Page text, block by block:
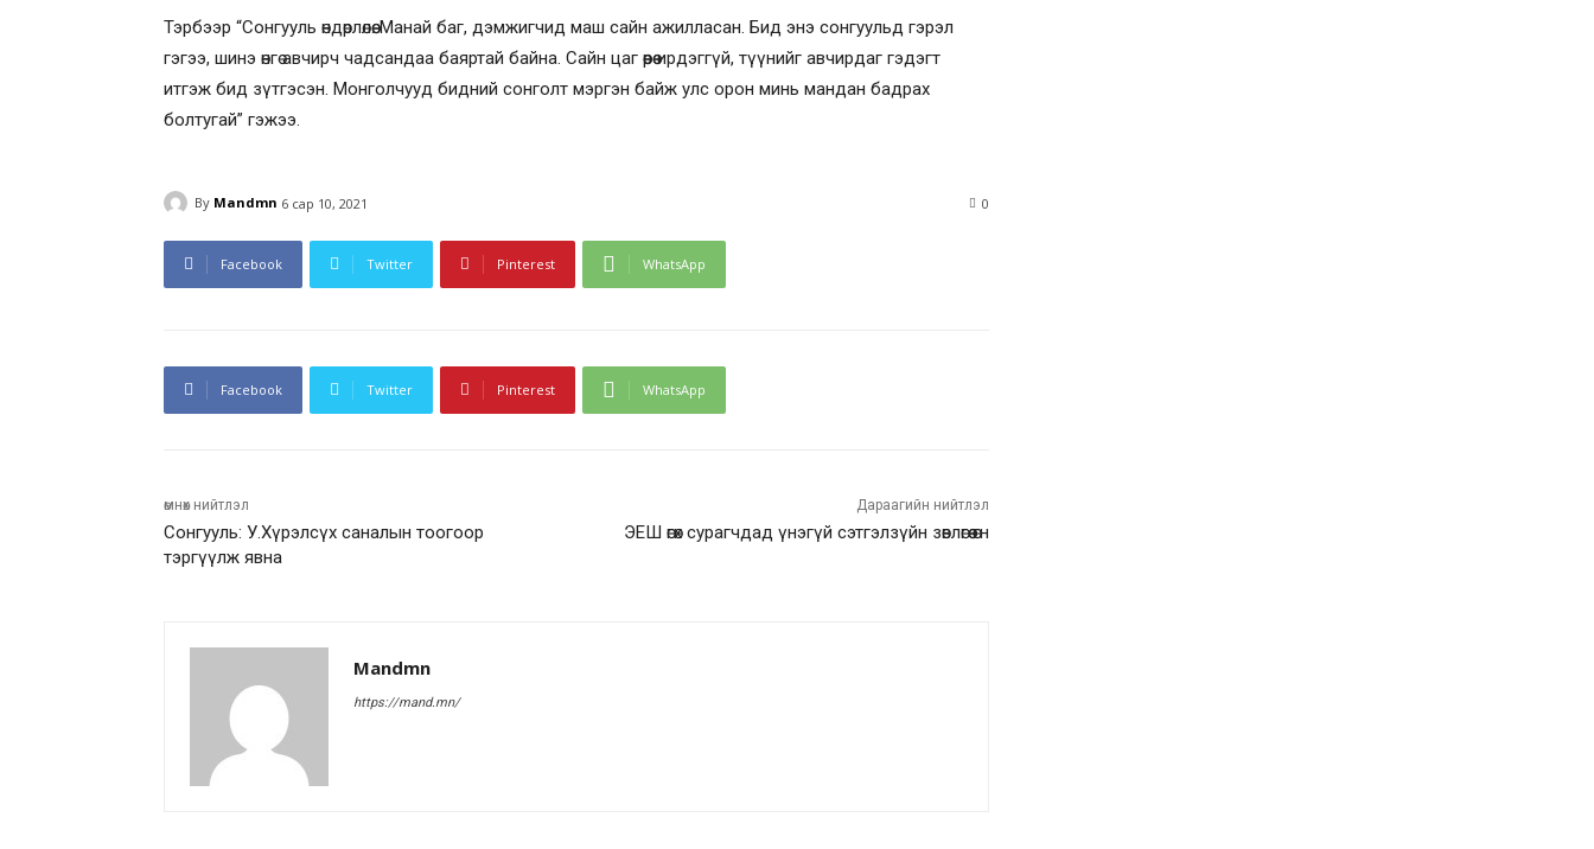
Тэрбээр “Сонгууль өндөрлөлөө. Манай баг, дэмжигчид маш сайн ажилласан. Бид энэ сонгуульд гэрэл
гэгээ, шинэ өнгө авчирч чадсандаа баяртай байна. Сайн цаг өөрөө ирдэггүй, түүнийг авчирдаг гэдэгт
итгэж бид зүтгэсэн. Монголчууд бидний сонголт мэргэн байж улс орон минь мандан бадрах
болтугай” гэжээ.
By Mandmn 6 сар 10, 2021 0
Facebook Twitter Pinterest WhatsApp
Facebook Twitter Pinterest WhatsApp
өмнөх нийтлэл
Сонгууль: У.Хүрэлсүх саналын тоогоор
тэргүүлж явна
Дараагийн нийтлэл
ЭЕШ өгөх сурагчдад үнэгүй сэтгэлзүйн зөвлөгөө өгнө
Mandmn
https://mand.mn/